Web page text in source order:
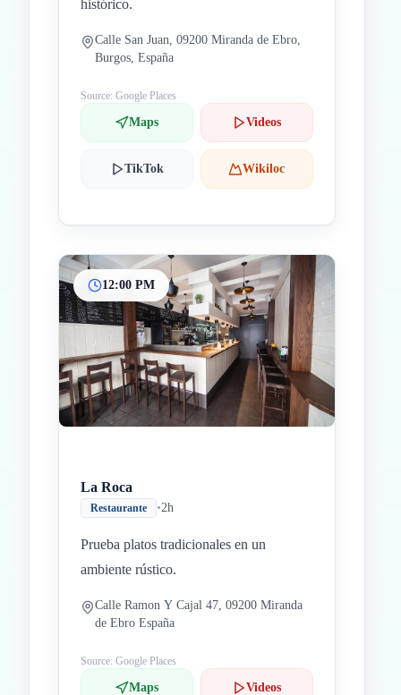
histórico.
Calle San Juan, 09200 Miranda de Ebro,
Burgos, España
Source: Google Places
Maps Videos
TikTok Wikiloc
12:00 PM
La Roca
Restaurante •2h
Prueba platos tradicionales en un
ambiente rústico.
Calle Ramon Y Cajal 47, 09200 Miranda
de Ebro España
Source: Google Places
Maps Videos